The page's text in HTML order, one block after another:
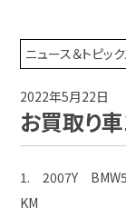
TUCの買取
店舗紹介
ニュース＆トピッ
2022年5月22日
お買取り
1. 2007Y
KM